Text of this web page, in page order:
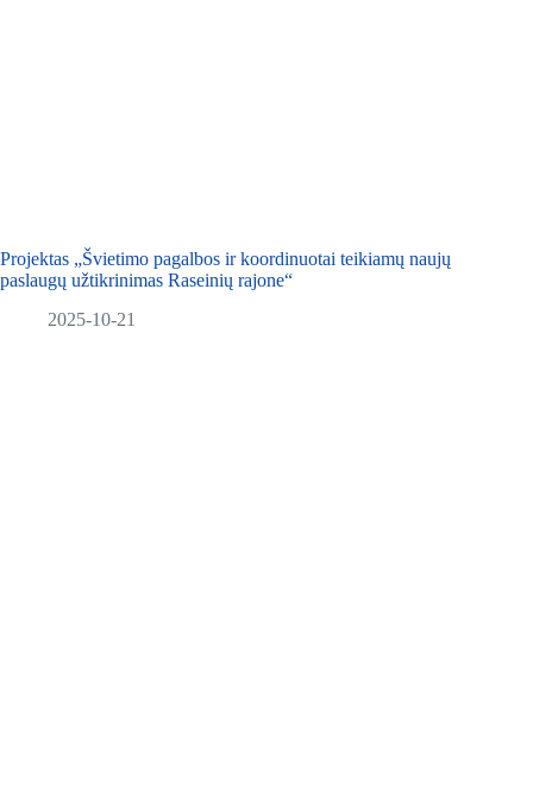
Projektas „Švietimo pagalbos ir koordinuotai teikiamų naujų
paslaugų užtikrinimas Raseinių rajone“
2025-10-21